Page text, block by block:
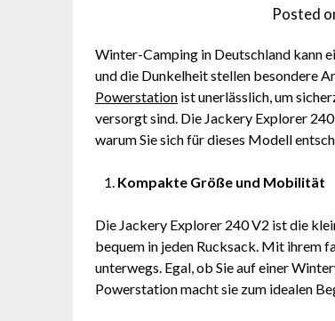
Posted
Winter-Camping in Deutschland kann
und die Dunkelheit stellen besondere
Powerstation ist unerlässlich, um
versorgt sind. Die Jackery Explorer
warum Sie sich für dieses Modell
Kompakte Größe und Mobilität
Die Jackery Explorer 240 V2 ist die
bequem in jeden Rucksack. Mit ihrem
unterwegs. Egal, ob Sie auf einer
Powerstation macht sie zum idealen